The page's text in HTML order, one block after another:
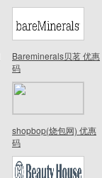
Bareminerals贝茗 优惠
码
shopbop(烧包网) 优惠
码